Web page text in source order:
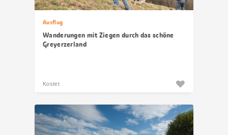
Ausflug
Wanderungen mit Ziegen durch das schöne
Greyerzerland
Kostet